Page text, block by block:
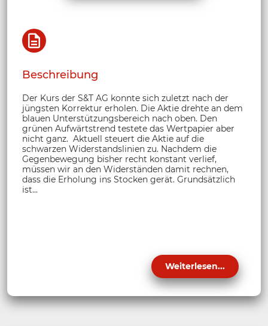
Beschreibung
Der Kurs der S&T AG konnte sich zuletzt nach der
jüngsten Korrektur erholen. Die Aktie drehte an dem
blauen Unterstützungsbereich nach oben. Den
grünen Aufwärtstrend testete das Wertpapier aber
nicht ganz. Aktuell steuert die Aktie auf die
schwarzen Widerstandslinien zu. Nachdem die
Gegenbewegung bisher recht konstant verlief,
müssen wir an den Widerständen damit rechnen,
dass die Erholung ins Stocken gerät. Grundsätzlich
ist...
Weiterlesen...